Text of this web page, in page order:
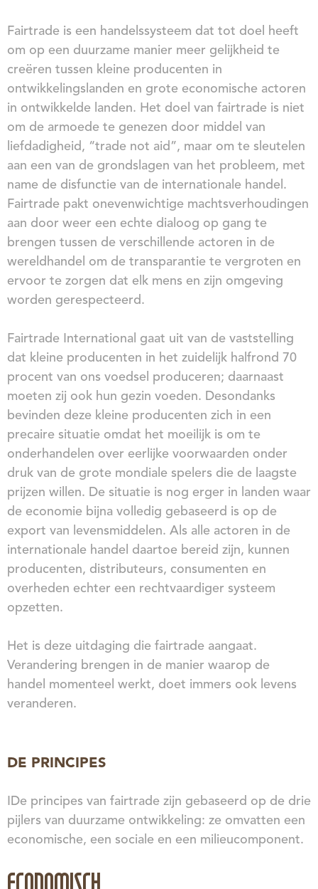
Fairtrade is een handelssysteem dat tot doel heeft
om op een duurzame manier meer gelijkheid te
creëren tussen kleine producenten in
ontwikkelingslanden en grote economische actoren
in ontwikkelde landen. Het doel van fairtrade is niet
om de armoede te genezen door middel van
liefdadigheid, “trade not aid”, maar om te sleutelen
aan een van de grondslagen van het probleem, met
name de disfunctie van de internationale handel.
Fairtrade pakt onevenwichtige machtsverhoudingen
aan door weer een echte dialoog op gang te
brengen tussen de verschillende actoren in de
wereldhandel om de transparantie te vergroten en
ervoor te zorgen dat elk mens en zijn omgeving
worden gerespecteerd.
Fairtrade International gaat uit van de vaststelling
dat kleine producenten in het zuidelijk halfrond 70
procent van ons voedsel produceren; daarnaast
moeten zij ook hun gezin voeden. Desondanks
bevinden deze kleine producenten zich in een
precaire situatie omdat het moeilijk is om te
onderhandelen over eerlijke voorwaarden onder
druk van de grote mondiale spelers die de laagste
prijzen willen. De situatie is nog erger in landen waar
de economie bijna volledig gebaseerd is op de
export van levensmiddelen. Als alle actoren in de
internationale handel daartoe bereid zijn, kunnen
producenten, distributeurs, consumenten en
overheden echter een rechtvaardiger systeem
opzetten.
Het is deze uitdaging die fairtrade aangaat.
Verandering brengen in de manier waarop de
handel momenteel werkt, doet immers ook levens
veranderen.
DE PRINCIPES
IDe principes van fairtrade zijn gebaseerd op de drie
pijlers van duurzame ontwikkeling: ze omvatten een
economische, een sociale en een milieucomponent.